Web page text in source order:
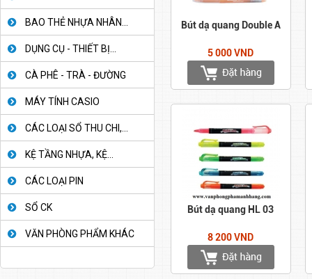
BAO THẺ NHỰA NHÂN...
DỤNG CỤ - THIẾT BỊ...
CÀ PHÊ - TRÀ - ĐƯỜNG
MÁY TÍNH CASIO
CÁC LOẠI SỔ THU CHI,...
KỆ TẦNG NHỰA, KỆ...
CÁC LOẠI PIN
SỔ CK
VĂN PHÒNG PHẨM KHÁC
Bút dạ quang Double A
5 000 VND
Bút dạ quang HL 03
8 200 VND